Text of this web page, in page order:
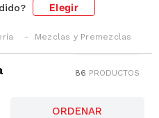
Elegir
Mezclas y Premezclas
86 PRODUCTOS